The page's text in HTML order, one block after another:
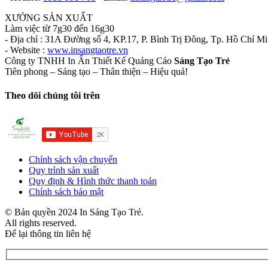
XƯỞNG SẢN XUẤT
Làm việc từ 7g30 đến 16g30
- Địa chỉ : 31A Đường số 4, KP.17, P. Bình Trị Đông, Tp. Hồ Chí
- Website : www.insangtaotre.vn
Công ty TNHH In Ấn Thiết Kế Quảng Cáo Sáng Tạo Trẻ
Tiên phong – Sáng tạo – Thân thiện – Hiệu quả!
Theo dõi chúng tôi trên
Chính sách vận chuyển
Quy trình sản xuất
Quy định & Hình thức thanh toán
Chính sách bảo mật
© Bản quyền 2024 In Sáng Tạo Trẻ.
All rights reserved.
Để lại thông tin liên hệ